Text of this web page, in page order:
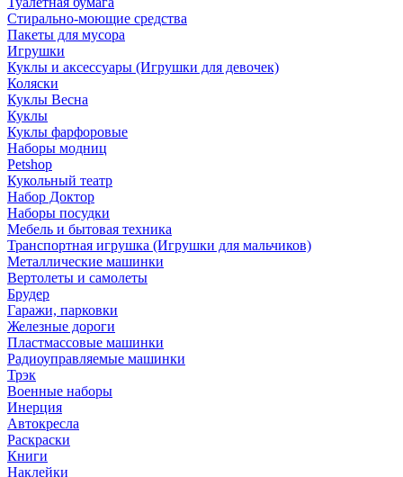
Стирально-моющие средства
Пакеты для мусора
Игрушки
Куклы и аксессуары (Игрушки для девочек)
Коляски
Куклы Весна
Куклы
Куклы фарфоровые
Наборы модниц
Petshop
Кукольный театр
Набор Доктор
Наборы посудки
Мебель и бытовая техника
Транспортная игрушка (Игрушки для мальчиков)
Металлические машинки
Вертолеты и самолеты
Брудер
Гаражи, парковки
Железные дороги
Пластмассовые машинки
Радиоуправляемые машинки
Трэк
Военные наборы
Инерция
Автокресла
Раскраски
Книги
Наклейки